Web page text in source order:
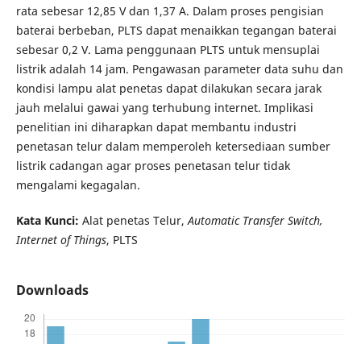
rata sebesar 12,85 V dan 1,37 A. Dalam proses pengisian
baterai berbeban, PLTS dapat menaikkan tegangan baterai
sebesar 0,2 V. Lama penggunaan PLTS untuk mensuplai
listrik adalah 14 jam. Pengawasan parameter data suhu dan
kondisi lampu alat penetas dapat dilakukan secara jarak
jauh melalui gawai yang terhubung internet. Implikasi
penelitian ini diharapkan dapat membantu industri
penetasan telur dalam memperoleh ketersediaan sumber
listrik cadangan agar proses penetasan telur tidak
mengalami kegagalan.
Kata Kunci: Alat penetas Telur,Automatic Transfer Switch,
Internet of Things, PLTS
Downloads